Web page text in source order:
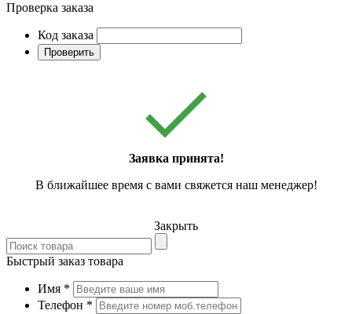
Проверка заказа
Код заказа
Проверить
Заявка принята!
В ближайшее время с вами свяжется наш менеджер!
Закрыть
Быстрый заказ товара
Имя *
Телефон *